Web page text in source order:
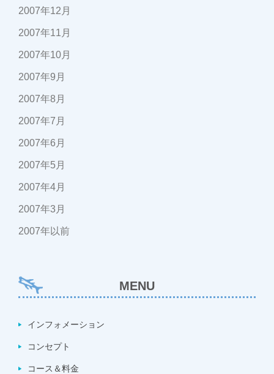
2007年12月
2007年11月
2007年10月
2007年9月
2007年8月
2007年7月
2007年6月
2007年5月
2007年4月
2007年3月
2007年以前
MENU
インフォメーション
コンセプト
コース＆料金